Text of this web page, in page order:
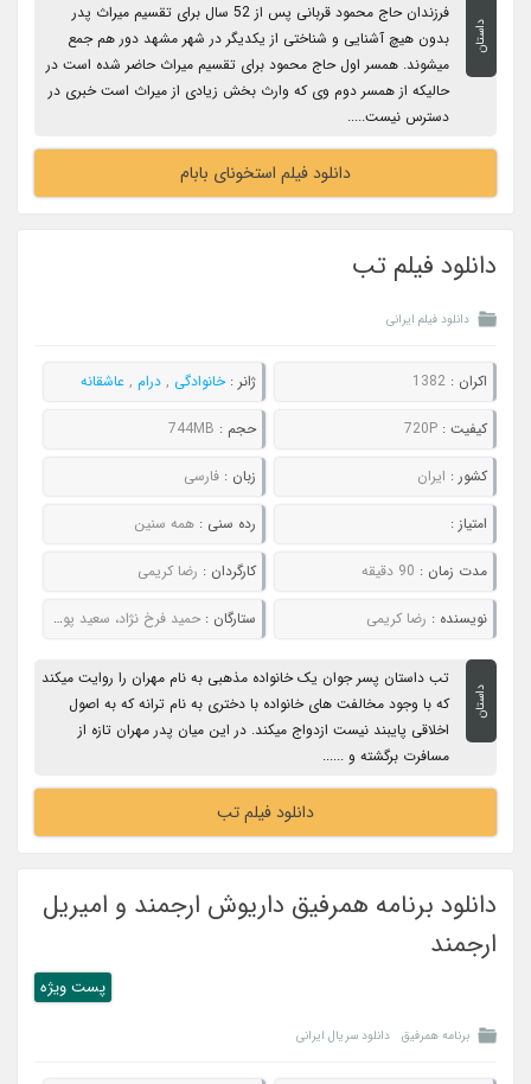
داستان
فرزندان حاج محمود قربانی پس از 52 سال برای تقسیم میراث پدر
بدون هیچ آشنایی و شناختی از یکدیگر در شهر مشهد دور هم جمع
میشوند. همسر اول حاج محمود برای تقسیم میراث حاضر شده است در
حالیکه از همسر دوم وی که وارث بخش زیادی از میراث است خبری در
دسترس نیست.....
دانلود فیلم استخونای بابام
دانلود فیلم تب
دانلود فیلم ایرانی
اکران :1382 ژانر :خانوادگی , درام , عاشقانه
کیفیت :720P حجم : 744MB
کشور : ایران زبان : فارسی
امتیاز : رده سنی : همه سنین
مدت زمان : 90 دقیقه کارگردان : رضا کریمی
نویسنده : رضا کریمی ستارگان : حمید فرخ نژاد، سعید پورصمیمی، حدیث فولادوند، شیرین بینا، لعیا زنگنه
داستان
تب داستان پسر جوان یک خانواده مذهبی به نام مهران را روایت میکند
که با وجود مخالفت های خانواده با دختری به نام ترانه که به اصول
اخلاقی پایبند نیست ازدواج میکند. در این میان پدر مهران تازه از
مسافرت برگشته و ......
دانلود فیلم تب
دانلود برنامه همرفیق داريوش ارجمند و امیریل
ارجمند
پست ويژه
برنامه همرفیق دانلود سریال ایرانی